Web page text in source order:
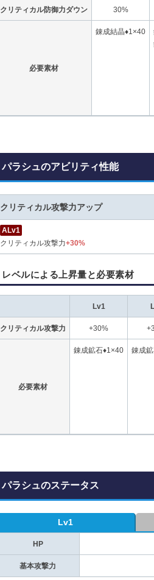
クリティカル防御力ダウン 30%
必要素材
錬成結晶♦1×40
パラシュのアビリティ性能
クリティカル攻撃力アップ
ALv1
クリティカル攻撃力+30%
レベルによる上昇量と必要素材
Lv1
クリティカル攻撃力 +30%
必要素材
錬成鉱石♦1×40 錬成
パラシュのステータス
Lv1
HP
基本攻撃力